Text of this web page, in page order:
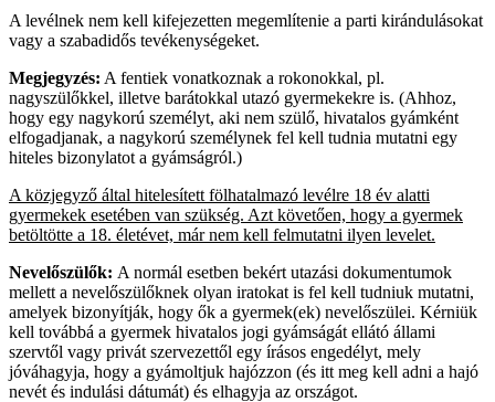
A levélnek nem kell kifejezetten megemlítenie a parti kirándulásokat
vagy a szabadidős tevékenységeket.
Megjegyzés: A fentiek vonatkoznak a rokonokkal, pl.
nagyszülőkkel, illetve barátokkal utazó gyermekekre is. (Ahhoz,
hogy egy nagykorú személyt, aki nem szülő, hivatalos gyámként
elfogadjanak, a nagykorú személynek fel kell tudnia mutatni egy
hiteles bizonylatot a gyámságról.)
A közjegyző által hitelesített fölhatalmazó levélre 18 év alatti
gyermekek esetében van szükség. Azt követően, hogy a gyermek
betöltötte a 18. életévet, már nem kell felmutatni ilyen levelet.
Nevelőszülők: A normál esetben bekért utazási dokumentumok
mellett a nevelőszülőknek olyan iratokat is fel kell tudniuk mutatni,
amelyek bizonyítják, hogy ők a gyermek(ek) nevelőszülei. Kérniük
kell továbbá a gyermek hivatalos jogi gyámságát ellátó állami
szervtől vagy privát szervezettől egy írásos engedélyt, mely
jóváhagyja, hogy a gyámoltjuk hajózzon (és itt meg kell adni a hajó
nevét és indulási dátumát) és elhagyja az országot.